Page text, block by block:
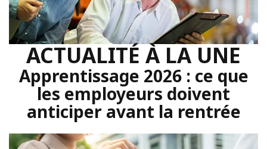
ACTUALITÉ À LA UNE
Apprentissage 2026 : ce que
les employeurs doivent
anticiper avant la rentrée